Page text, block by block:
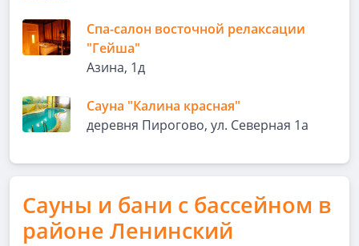
Спа-салон восточной релаксации
"Гейша"
Азина, 1д
Сауна "Калина красная"
деревня Пирогово, ул. Северная 1а
Сауны и бани с бассейном в
районе Ленинский